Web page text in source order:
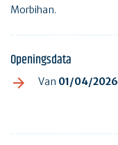
Morbihan.
Openingsdata
Van 01/04/2026